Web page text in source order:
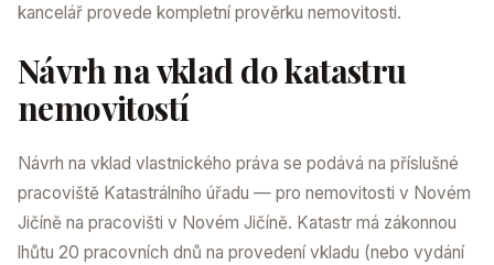
kancelář provede kompletní prověrku nemovitosti.
Návrh na vklad do katastru
nemovitostí
Návrh na vklad vlastnického práva se podává na příslušné
pracoviště Katastrálního úřadu — pro nemovitosti v Novém
Jičíně na pracovišti v Novém Jičíně. Katastr má zákonnou
lhůtu 20 pracovních dnů na provedení vkladu (nebo vydání